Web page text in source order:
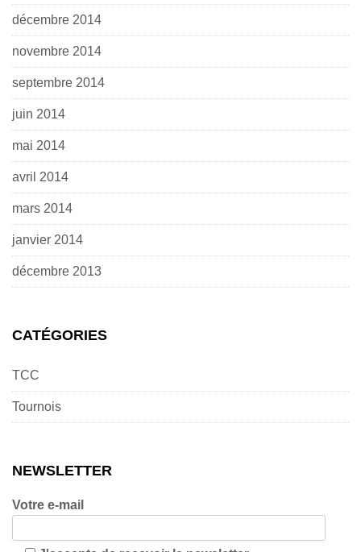
décembre 2014
novembre 2014
septembre 2014
juin 2014
mai 2014
avril 2014
mars 2014
janvier 2014
décembre 2013
CATÉGORIES
TCC
Tournois
NEWSLETTER
Votre e-mail